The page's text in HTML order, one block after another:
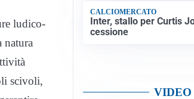
ludico-
natura
scivoli,
CALCIOMERCATO
Inter, stallo per Curtis
cessione